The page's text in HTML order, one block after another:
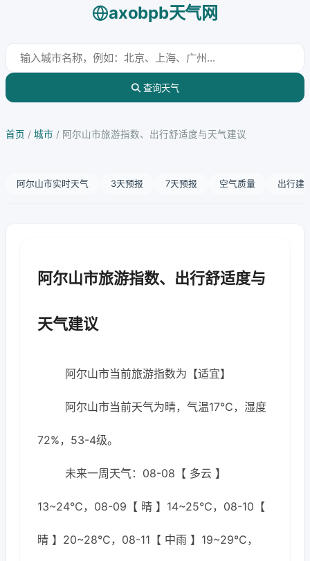
axobpb天气网
查询天气
首页 / 城市 / 阿尔山市旅游指数、出行舒适度与天气建议
阿尔山市实时天气 3天预报 7天预报 空气质量 出行建
阿尔山市旅游指数、出行舒适度与
天气建议
阿尔山市当前旅游指数为【适宜】
阿尔山市当前天气为晴，气温17℃，湿度
72%，53-4级。
未来一周天气：08-08【 多云 】
13~24℃，08-09【 晴 】14~25℃，08-10【
晴 】20~28℃，08-11【 中雨 】19~29℃，